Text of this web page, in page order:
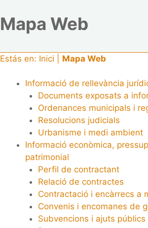
Mapa Web
Estás en: Inici Mapa Web
Informació de rellevància
Documents exposats a
Ordenances municipals i
Resolucions judicials
Urbanisme i medi ambient
Informació econòmica,
patrimonial
Perfil de contractant
Relació de contractes
Contractació i encàrrecs a
Convenis i encomanes de
Subvencions i ajuts públics